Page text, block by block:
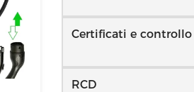
Certificati e
RCD